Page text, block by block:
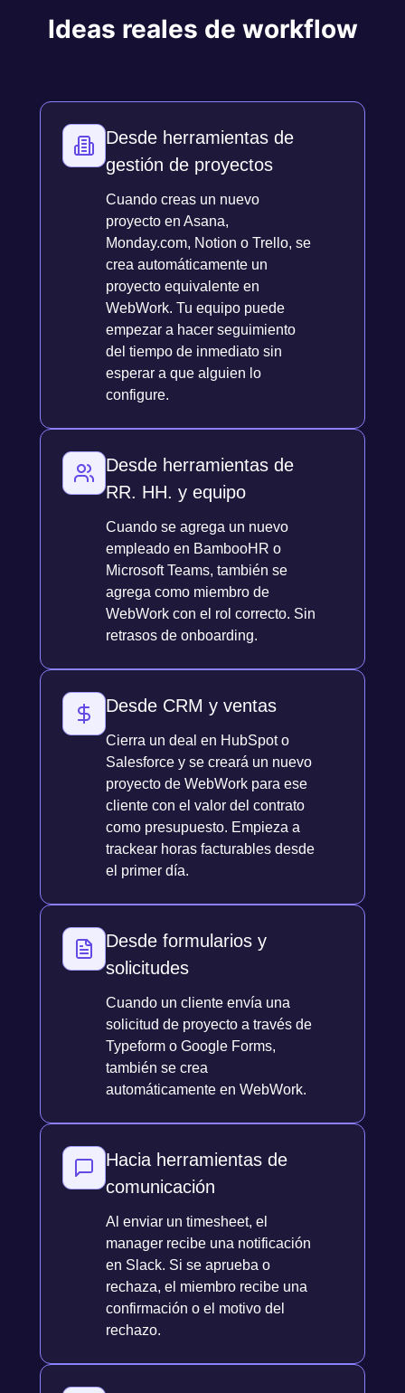
Ideas reales de workflow
Desde herramientas de
gestión de proyectos
Cuando creas un nuevo
proyecto en Asana,
Monday.com, Notion o Trello, se
crea automáticamente un
proyecto equivalente en
WebWork. Tu equipo puede
empezar a hacer seguimiento
del tiempo de inmediato sin
esperar a que alguien lo
configure.
Desde herramientas de
RR. HH. y equipo
Cuando se agrega un nuevo
empleado en BambooHR o
Microsoft Teams, también se
agrega como miembro de
WebWork con el rol correcto. Sin
retrasos de onboarding.
Desde CRM y ventas
Cierra un deal en HubSpot o
Salesforce y se creará un nuevo
proyecto de WebWork para ese
cliente con el valor del contrato
como presupuesto. Empieza a
trackear horas facturables desde
el primer día.
Desde formularios y
solicitudes
Cuando un cliente envía una
solicitud de proyecto a través de
Typeform o Google Forms,
también se crea
automáticamente en WebWork.
Hacia herramientas de
comunicación
Al enviar un timesheet, el
manager recibe una notificación
en Slack. Si se aprueba o
rechaza, el miembro recibe una
confirmación o el motivo del
rechazo.